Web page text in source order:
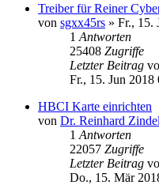
Treiber für Reiner
von sgxx45rs » Fr., 15.
1 Antworten
25408 Zugriffe
Letzter Beitrag
Fr., 15. Jun 2018
HBCI Karte einrichten
von Dr. Reinhard Zindel
1 Antworten
22057 Zugriffe
Letzter Beitrag
Do., 15. Mär